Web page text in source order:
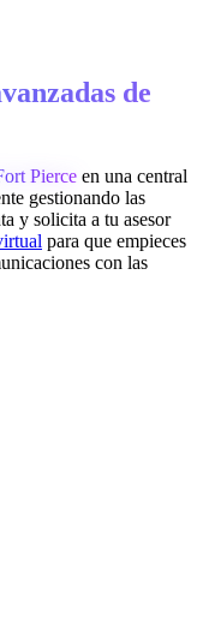
de
Pierce en una central
gestionando las
y solicita a tu asesor
para que empieces
con las